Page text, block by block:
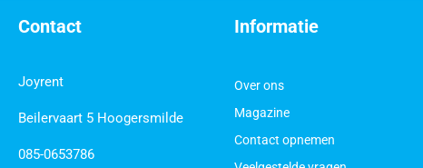
Contact
Joyrent
Beilervaart 5 Hoogersmilde
085-0653786
Informatie
Over ons
Magazine
Contact opnemen